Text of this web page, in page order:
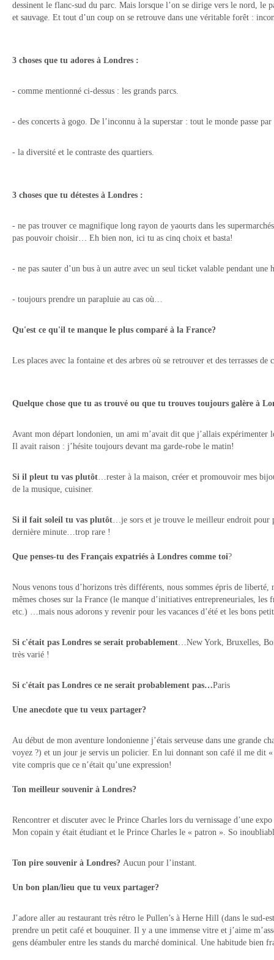
dessinent le flanc-sud du parc. Mais lorsque l’on se dirige vers le nord, le
et sauvage. Et tout d’un coup on se retrouve dans une véritable forêt :
3 choses que tu adores à Londres :
- comme mentionné ci-dessus : les grands parcs.
- des concerts à gogo. De l’inconnu à la superstar : tout le monde passe
- la diversité et le contraste des quartiers.
3 choses que tu détestes à Londres :
- ne pas trouver ce magnifique long rayon de yaourts dans les
pas pouvoir choisir… Eh bien non, ici tu as cinq choix et basta!
- ne pas sauter d’un bus à un autre avec un seul ticket valable pendant une
- toujours prendre un parapluie au cas où…
Qu'est ce qu'il te manque le plus comparé à la France?
Les places avec la fontaine et des arbres où se retrouver et des terrasses de
Quelque chose que tu as trouvé ou que tu trouves toujours galère à
Avant mon départ londonien, un ami m’avait dit que j’allais expérimenter
Il avait raison : j’hésite toujours devant ma garde-robe le matin!
Si il pleut tu vas plutôt…rester à la maison, créer et promouvoir mes
de la musique, cuisiner.
Si il fait soleil tu vas plutôt…je sors et je trouve le meilleur endroit pour
dernière minute…trop rare !
Que penses-tu des Français expatriés à Londres comme toi?
Nous venons tous d’horizons très différents, nous sommes épris de
mêmes choses sur la France (le manque d’initiatives entrepreneuriales, les
etc.) …mais nous adorons y revenir pour les vacances d’été et les bons
Si c'était pas Londres se serait probablement…New York, Bruxelles,
très varié !
Si c'était pas Londres ce ne serait probablement pas…Paris
Une anecdote que tu veux partager?
Au début de mon aventure londonienne j’étais serveuse dans une grande
voyez ?) et un jour je servis un policier. En lui donnant son café il me dit «
vite compris que ce n’était qu’une expression!
Ton meilleur souvenir à Londres?
Rencontrer et discuter avec le Prince Charles lors du vernissage d’une
Mon copain y était étudiant et le Prince Charles le « patron ». So
Ton pire souvenir à Londres? Aucun pour l’instant.
Un bon plan/lieu que tu veux partager?
J’adore aller au restaurant très rétro le Pullen’s à Herne Hill (dans le sud-
prendre un petit café et bouquiner. Il y a une immense vitre et j’aime
gens déambuler entre les stands du marché dominical. Une habitude bien